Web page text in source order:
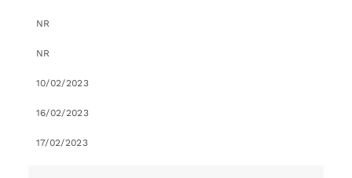
NR
NR
10/02/2023
16/02/2023
17/02/2023